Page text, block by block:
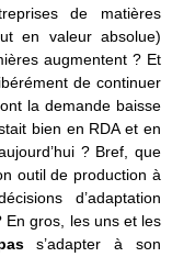
de matières
en valeur absolue)
augmentent ? Et
de continuer
la demande baisse
bien en RDA et en
? Bref, que
outil de production à
d’adaptation
En gros, les uns et les
s’adapter à son